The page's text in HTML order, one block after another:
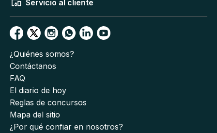
Servicio al cliente
¿Quiénes somos?
Contáctanos
FAQ
El diario de hoy
Reglas de concursos
Mapa del sitio
¿Por qué confiar en nosotros?